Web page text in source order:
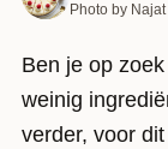
Photo by Najat
Ben je op
weinig
verder, voor